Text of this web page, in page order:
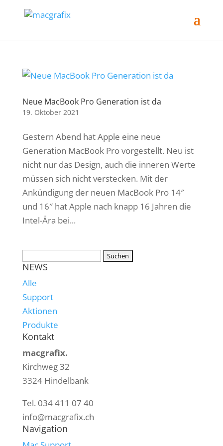
Neue MacBook Pro Generation ist da
19. Oktober 2021
Gestern Abend hat Apple eine neue
Generation MacBook Pro vorgestellt. Neu ist
nicht nur das Design, auch die inneren Werte
müssen sich nicht verstecken. Mit der
Ankündigung der neuen MacBook Pro 14″
und 16″ hat Apple nach knapp 16 Jahren die
Intel-Ära bei...
NEWS
Alle
Support
Aktionen
Produkte
Kontakt
macgrafix.
Kirchweg 32
3324 Hindelbank
Tel. 034 411 07 40
info@macgrafix.ch
Navigation